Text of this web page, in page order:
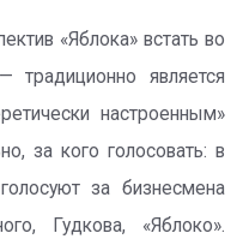
«Яблока» встать во
традиционно является
настроенным»
за кого голосовать: в
за бизнесмена
Гудкова, «Яблоко».